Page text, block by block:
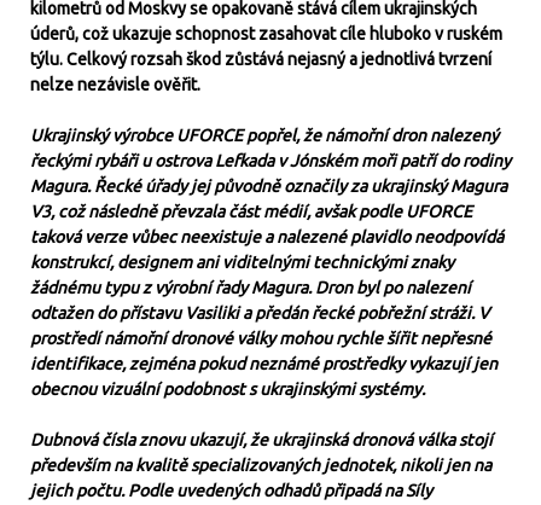
kilometrů od Moskvy se opakovaně stává cílem ukrajinských
úderů, což ukazuje schopnost zasahovat cíle hluboko v ruském
týlu. Celkový rozsah škod zůstává nejasný a jednotlivá tvrzení
nelze nezávisle ověřit.
Ukrajinský výrobce UFORCE popřel, že námořní dron nalezený
řeckými rybáři u ostrova Lefkada v Jónském moři patří do rodiny
Magura. Řecké úřady jej původně označily za ukrajinský Magura
V3, což následně převzala část médií, avšak podle UFORCE
taková verze vůbec neexistuje a nalezené plavidlo neodpovídá
konstrukcí, designem ani viditelnými technickými znaky
žádnému typu z výrobní řady Magura. Dron byl po nalezení
odtažen do přístavu Vasiliki a předán řecké pobřežní stráži. V
prostředí námořní dronové války mohou rychle šířit nepřesné
identifikace, zejména pokud neznámé prostředky vykazují jen
obecnou vizuální podobnost s ukrajinskými systémy.
Dubnová čísla znovu ukazují, že ukrajinská dronová válka stojí
především na kvalitě specializovaných jednotek, nikoli jen na
jejich počtu. Podle uvedených odhadů připadá na Síly